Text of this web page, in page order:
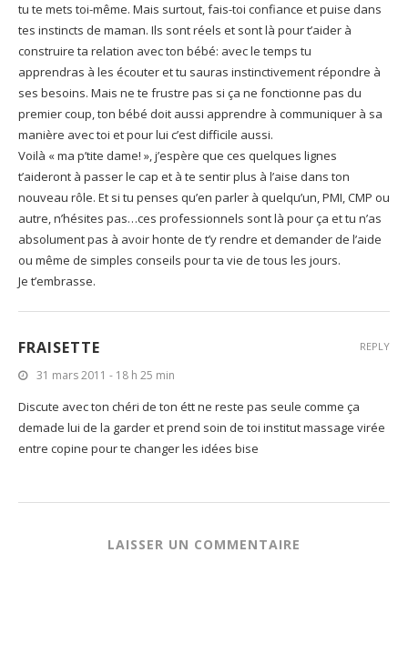
tu te mets toi-même. Mais surtout, fais-toi confiance et puise dans
tes instincts de maman. Ils sont réels et sont là pour t’aider à
construire ta relation avec ton bébé: avec le temps tu
apprendras à les écouter et tu sauras instinctivement répondre à
ses besoins. Mais ne te frustre pas si ça ne fonctionne pas du
premier coup, ton bébé doit aussi apprendre à communiquer à sa
manière avec toi et pour lui c’est difficile aussi.
Voilà « ma p’tite dame! », j’espère que ces quelques lignes
t’aideront à passer le cap et à te sentir plus à l’aise dans ton
nouveau rôle. Et si tu penses qu’en parler à quelqu’un, PMI, CMP ou
autre, n’hésites pas…ces professionnels sont là pour ça et tu n’as
absolument pas à avoir honte de t’y rendre et demander de l’aide
ou même de simples conseils pour ta vie de tous les jours.
Je t’embrasse.
FRAISETTE
31 mars 2011 - 18 h 25 min
Discute avec ton chéri de ton étt ne reste pas seule comme ça
demade lui de la garder et prend soin de toi institut massage virée
entre copine pour te changer les idées bise
REPLY
LAISSER UN COMMENTAIRE